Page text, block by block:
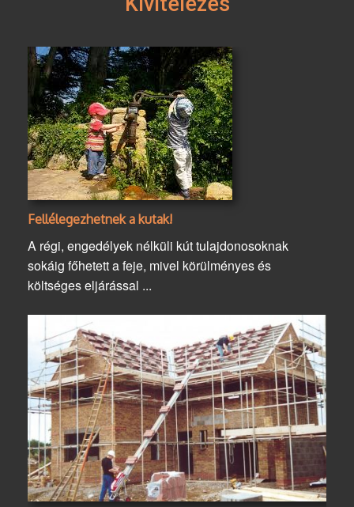
Fellélegezhetnek a kutak!
A régi, engedélyek nélküli kút tulajdonosoknak
sokáig főhetett a feje, mivel körülményes és
költséges eljárással ...